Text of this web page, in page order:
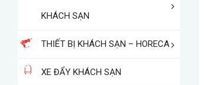
KHÁCH SẠN
THIẾT BỊ KHÁCH SẠN – HORECA
XE ĐẨY KHÁCH SẠN